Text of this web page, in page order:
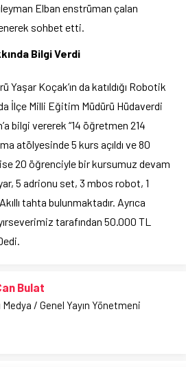
Elban enstrüman çalan
sohbet etti.
Bilgi Verdi
Yaşar Koçak’ın da katıldığı Robotik
İlçe Milli Eğitim Müdürü Hüdaverdi
bilgi vererek “14 öğretmen 214
atölyesinde 5 kurs açıldı ve 80
20 öğrenciyle bir kursumuz devam
5 adrionu set, 3 mbos robot, 1
tahta bulunmaktadır. Ayrıca
tarafından 50.000 TL
Bulat
Medya / Genel Yayın Yönetmeni